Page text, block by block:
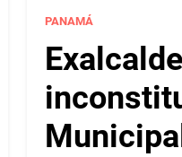
PANAMÁ
Municipal